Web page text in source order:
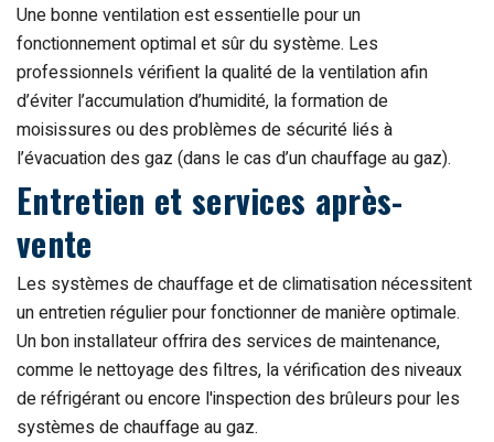
Une bonne ventilation est essentielle pour un
fonctionnement optimal et sûr du système. Les
professionnels vérifient la qualité de la ventilation afin
d’éviter l’accumulation d’humidité, la formation de
moisissures ou des problèmes de sécurité liés à
l’évacuation des gaz (dans le cas d’un chauffage au gaz).
Entretien et services après-
vente
Les systèmes de chauffage et de climatisation nécessitent
un entretien régulier pour fonctionner de manière optimale.
Un bon installateur offrira des services de maintenance,
comme le nettoyage des filtres, la vérification des niveaux
de réfrigérant ou encore l'inspection des brûleurs pour les
systèmes de chauffage au gaz.